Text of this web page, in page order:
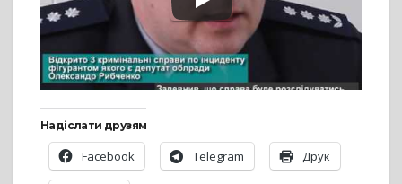
Надіслати друзям
Facebook Telegram Друк